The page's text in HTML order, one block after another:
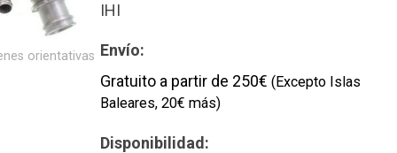
IHI
Envío:
Gratuito a partir de 250€ (Excepto Islas
Baleares, 20€ más)
Disponibilidad:
orientativas